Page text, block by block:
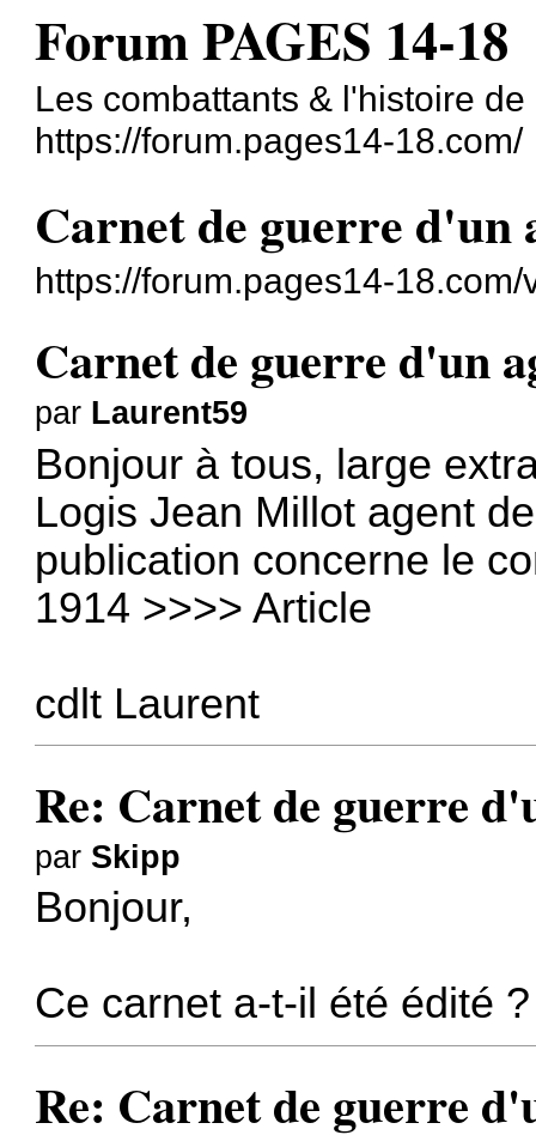
Forum PAGES 14-18
Les combattants & l'histoire
https://forum.pages14-18.com/
Carnet de guerre d'un
https://forum.pages14-
Carnet de guerre d'un
par Laurent59
Bonjour à tous, large
Logis Jean Millot agent
publication concerne le
1914 >>>>Article
cdlt Laurent
Re: Carnet de guerre
par Skipp
Bonjour,
Ce carnet a-t-il été édité ?
Re: Carnet de guerre